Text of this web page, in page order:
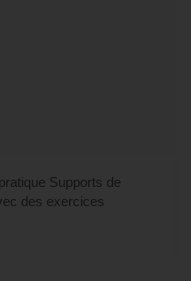
Supports de
des exercices